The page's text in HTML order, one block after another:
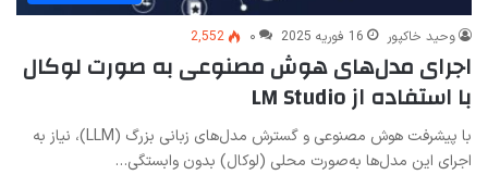
وحید خاکپور 16 فوریه 2025 ۰ 2,552
اجرای مدل‌های هوش مصنوعی به صورت لوکال
با استفاده از LM Studio
با پیشرفت هوش مصنوعی و گسترش مدل‌های زبانی بزرگ (LLM)، نیاز به
اجرای این مدل‌ها به‌صورت محلی (لوکال) بدون وابستگی…